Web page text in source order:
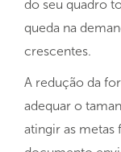
do seu quadro
queda na
crescentes.
A redução da
adequar o
atingir as metas